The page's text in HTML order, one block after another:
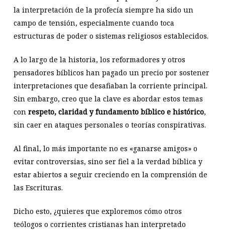
la interpretación de la profecía siempre ha sido un
campo de tensión, especialmente cuando toca
estructuras de poder o sistemas religiosos establecidos.
A lo largo de la historia, los reformadores y otros
pensadores bíblicos han pagado un precio por sostener
interpretaciones que desafiaban la corriente principal.
Sin embargo, creo que la clave es abordar estos temas
con respeto, claridad y fundamento bíblico e histórico,
sin caer en ataques personales o teorías conspirativas.
Al final, lo más importante no es «ganarse amigos» o
evitar controversias, sino ser fiel a la verdad bíblica y
estar abiertos a seguir creciendo en la comprensión de
las Escrituras.
Dicho esto, ¿quieres que exploremos cómo otros
teólogos o corrientes cristianas han interpretado